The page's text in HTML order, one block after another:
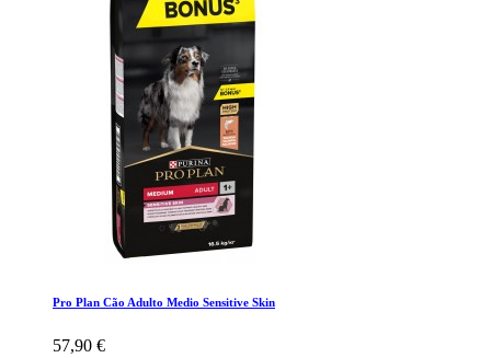
Pro Plan Cão Adulto Medio Sensitive Skin
57,90 €